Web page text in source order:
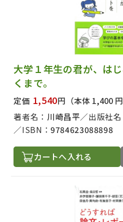
大学１年生の君が、は
くまで。
定価 1,540円 （本体 1,400 円
著者名： 川崎昌平 出版社名
ISBN：9784623088898
カートへ入れる